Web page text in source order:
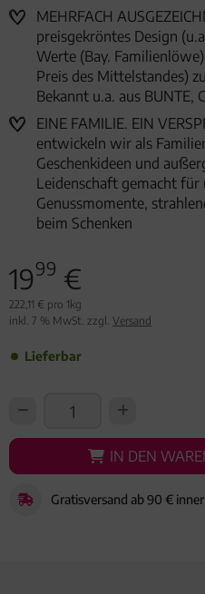
MEHRFACH
preisgekröntes Design
Werte (Bay.
Preis des Mittelstandes)
Bekannt u.a. aus BUNTE,
EINE FAMILIE. EIN
entwickeln wir als
Geschenkideen und
Leidenschaft gemacht für
Genussmomente,
beim Schenken
1999 €
222,11 € pro 1kg
inkl. 7 % MwSt. zzgl. Versand
Lieferbar
IN DEN
IN DEN
Gratisversand ab 90 €